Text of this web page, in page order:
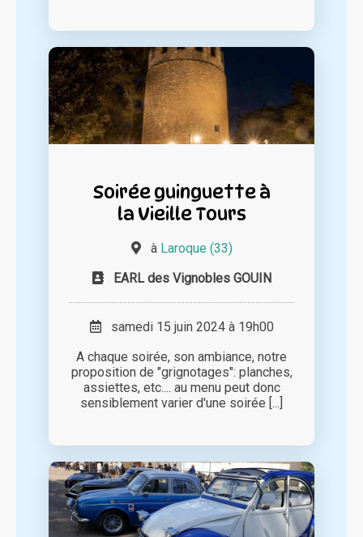
Soirée guinguette à
la Vieille Tours
à Laroque (33)
EARL des Vignobles GOUIN
samedi 15 juin 2024 à 19h00
A chaque soirée, son ambiance, notre
proposition de "grignotages": planches,
assiettes, etc.... au menu peut donc
sensiblement varier d'une soirée [...]